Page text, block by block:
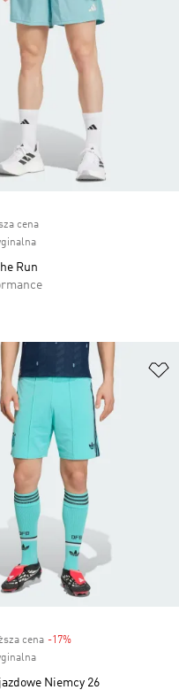
cena
Run
cena -17%Discount
Niemcy 26